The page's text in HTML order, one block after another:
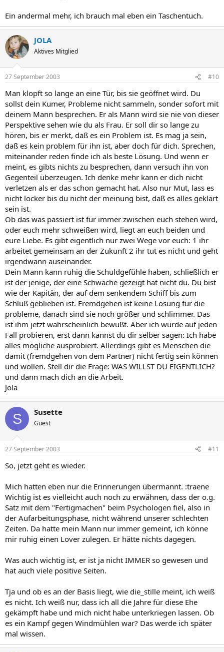
Ein andermal mehr, ich brauch mal eben ein Taschentuch.
JOLA
Aktives Mitglied
27 September 2003 #10
Man klopft so lange an eine Tür, bis sie geöffnet wird. Du
sollst dein Kumer, Probleme nicht sammeln, sonder sofort mit
deinem Mann besprechen. Er als Mann wird sie nie von dieser
Perspektive sehen wie du als Frau. Er soll dir so lange zu
hören, bis er merkt, daß es ein Problem ist. Es mag ja sein,
daß es kein problem für ihn ist, aber doch für dich. Sprechen,
miteinander reden finde ich als beste Lösung. Und wenn er
meint, es gibts nichts zu besprechen, dann versuch ihn von
Gegenteil überzeugen. Ich denke mehr kann er dich nicht
verletzen als er das schon gemacht hat. Also nur Mut, lass es
nicht locker bis du nicht der meinung bist, daß es alles geklärt
sein ist.
Ob das was passiert ist für immer zwischen euch stehen wird,
oder euch mehr schweißen wird, liegt an euch beiden und
eure Liebe. Es gibt eigentlich nur zwei Wege vor euch: 1 ihr
arbeitet gemeinsam an der Zukunft 2 ihr tut es nicht und geht
irgendwann auseinander.
Dein Mann kann ruhig die Schuldgefühle haben, schließlich er
ist der jenige, der eine Schwäche gezeigt hat nicht du. Du bist
wie der Kapitän, der auf dem senkendem Schiff bis zum
Schluß geblieben ist. Fremdgehen ist keine Lösung für die
probleme, danach sind sie noch größer und schlimmer. Das
ist ihm jetzt wahrscheinlich bewußt. Aber ich würde auf jeden
Fall probieren, erst dann kannst du dir selber sagen: Ich habe
alles mögliche ausprobiert. Allerdings gibt es Menschen die
damit (fremdgehen von dem Partner) nicht fertig sein können
und wollen. Stell dir die Frage: WAS WILLST DU EIGENTLICH?
und dann mach dich an die Arbeit.
Jola
S Susette
Guest
27 September 2003 #11
So, jetzt geht es wieder.
Mich hatten eben nur die Erinnerungen übermannt. :traene
Wichtig ist es vielleicht auch noch zu erwähnen, dass der o.g.
Satz mit dem "Fertigmachen" beim Psychologen fiel, also in
der Aufarbeitungsphase, nicht während unserer schlechten
Zeiten. Da hatte mein Mann nur immer gemeint, ich könne
mir ruhig einen Lover zulegen. Er hätte nichts dagegen.
Was auch wichtig ist, er ist ja nicht IMMER so gewesen und
hat auch viele positive Seiten.
Tja und ob es an der Basis liegt, wie die_stille meint, ich weiß
es nicht. Ich weiß nur, dass ich all die Jahre für diese Ehe
gekämpft habe und mich nicht habe unterkriegen lassen. Ob
es ein Kampf gegen Windmühlen war? Das werde ich später
mal wissen.